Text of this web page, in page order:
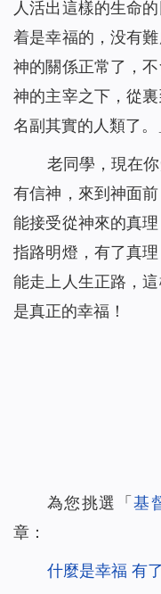
人活出這樣的生命
着是幸福的，没有
神的關係正常了，
神的主宰之下，從
名副其實的人類了。
老同學，現在
有信神，來到神面
能接受從神來的真
指路明燈，有了真
能走上人生正路，
是真正的幸福！
為您挑選「基
章：
什麼是幸福 有